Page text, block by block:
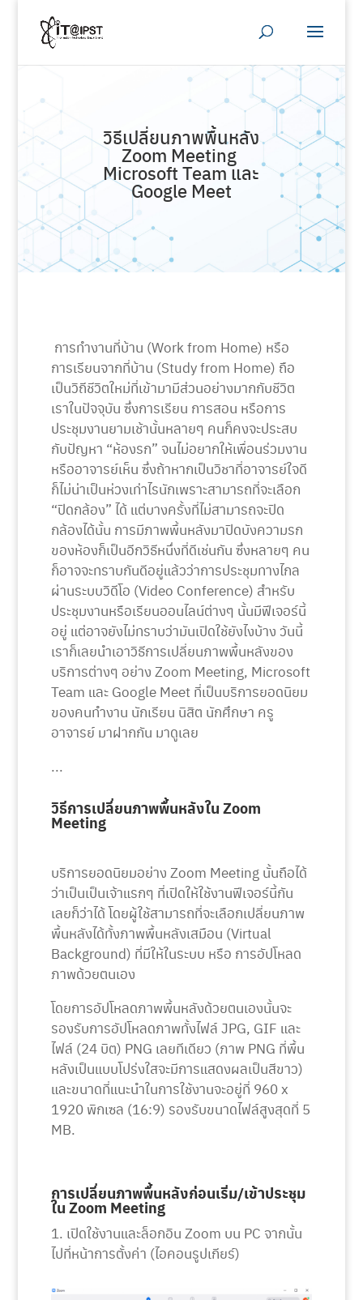
วิธีเปลี่ยนภาพพื้นหลัง
Zoom Meeting
Microsoft Team และ
Google Meet
การทำงานที่บ้าน (Work from Home) หรือ
การเรียนจากที่บ้าน (Study from Home) ถือ
เป็นวิถีชีวิตใหม่ที่เข้ามามีส่วนอย่างมากกับชีวิต
เราในปัจจุบัน ซึ่งการเรียน การสอน หรือการ
ประชุมงานยามเช้านั้นหลายๆ คนก็คงจะประสบ
กับปัญหา “ห้องรก” จนไม่อยากให้เพื่อนร่วมงาน
หรืออาจารย์เห็น ซึ่งถ้าหากเป็นวิชาที่อาจารย์ใจดี
ก็ไม่น่าเป็นห่วงเท่าไรนักเพราะสามารถที่จะเลือก
“ปิดกล้อง” ได้ แต่บางครั้งที่ไม่สามารถจะปิด
กล้องได้นั้น การมีภาพพื้นหลังมาปิดบังความรก
ของห้องก็เป็นอีกวิธีหนึ่งที่ดีเช่นกัน ซึ่งหลายๆ คน
ก็อาจจะทราบกันดีอยู่แล้วว่าการประชุมทางไกล
ผ่านระบบวิดีโอ (Video Conference) สำหรับ
ประชุมงานหรือเรียนออนไลน์ต่างๆ นั้นมีฟีเจอร์นี้
อยู่ แต่อาจยังไม่ทราบว่ามันเปิดใช้ยังไงบ้าง วันนี้
เราก็เลยนำเอาวิธีการเปลี่ยนภาพพื้นหลังของ
บริการต่างๆ อย่าง Zoom Meeting, Microsoft
Team และ Google Meet ที่เป็นบริการยอดนิยม
ของคนทำงาน นักเรียน นิสิต นักศึกษา ครู
อาจารย์ มาฝากกัน มาดูเลย
...
วิธีการเปลี่ยนภาพพื้นหลังใน Zoom
Meeting
บริการยอดนิยมอย่าง Zoom Meeting นั้นถือได้
ว่าเป็นเป็นเจ้าแรกๆ ที่เปิดให้ใช้งานฟีเจอร์นี้กัน
เลยก็ว่าได้ โดยผู้ใช้สามารถที่จะเลือกเปลี่ยนภาพ
พื้นหลังได้ทั้งภาพพื้นหลังเสมือน (Virtual
Background) ที่มีให้ในระบบ หรือ การอัปโหลด
ภาพด้วยตนเอง
โดยการอัปโหลดภาพพื้นหลังด้วยตนเองนั้นจะ
รองรับการอัปโหลดภาพทั้งไฟล์ JPG, GIF และ
ไฟล์ (24 บิต) PNG เลยทีเดียว (ภาพ PNG ที่พื้น
หลังเป็นแบบโปร่งใสจะมีการแสดงผลเป็นสีขาว)
และขนาดที่แนะนำในการใช้งานจะอยู่ที่ 960 x
1920 พิกเซล (16:9) รองรับขนาดไฟล์สูงสุดที่ 5
MB.
การเปลี่ยนภาพพื้นหลังก่อนเริ่ม/เข้าประชุม
ใน Zoom Meeting
1. เปิดใช้งานและล็อกอิน Zoom บน PC จากนั้น
ไปที่หน้าการตั้งค่า (ไอคอนรูปเกียร์)